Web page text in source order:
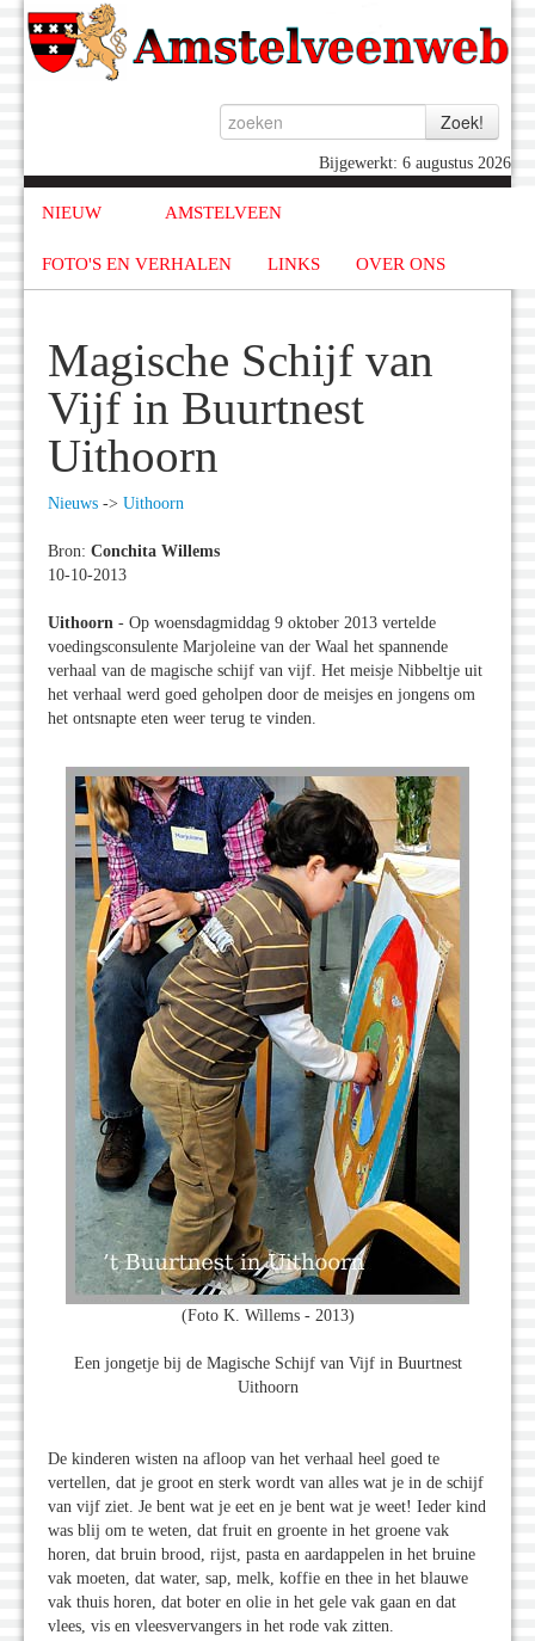
Bijgewerkt: 6 augustus 2026
NIEUW AMSTELVEEN
FOTO'S EN VERHALEN LINKS OVER ONS
Magische Schijf van
Vijf in Buurtnest
Uithoorn
Nieuws -> Uithoorn
Bron: Conchita Willems
10-10-2013
Uithoorn - Op woensdagmiddag 9 oktober 2013 vertelde
voedingsconsulente Marjoleine van der Waal het spannende
verhaal van de magische schijf van vijf. Het meisje Nibbeltje uit
het verhaal werd goed geholpen door de meisjes en jongens om
het ontsnapte eten weer terug te vinden.
(Foto K. Willems - 2013)
Een jongetje bij de Magische Schijf van Vijf in Buurtnest
Uithoorn
De kinderen wisten na afloop van het verhaal heel goed te
vertellen, dat je groot en sterk wordt van alles wat je in de schijf
van vijf ziet. Je bent wat je eet en je bent wat je weet! Ieder kind
was blij om te weten, dat fruit en groente in het groene vak
horen, dat bruin brood, rijst, pasta en aardappelen in het bruine
vak moeten, dat water, sap, melk, koffie en thee in het blauwe
vak thuis horen, dat boter en olie in het gele vak gaan en dat
vlees, vis en vleesvervangers in het rode vak zitten.